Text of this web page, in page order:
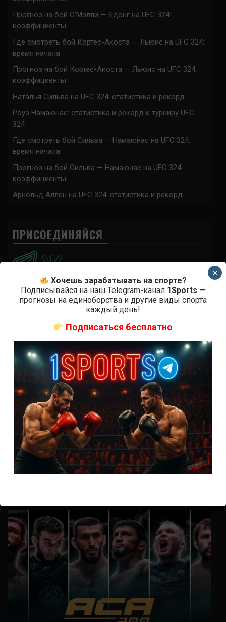
Прогноз на бой О’Мэлли — Ядонг на UFC 324:
коэффициенты
Где смотреть бой Кортес-Акоста — Льюис на UFC 324:
время начала
Прогноз на бой Кортес-Акоста — Льюис на UFC 324:
коэффициенты
Наталья Сильва на UFC 324: статистика и рекорд
Роуз Намаюнас: статистика и рекорд к турниру UFC
324
Где смотреть бой Сильва — Намаюнас на UFC 324:
время начала
Прогноз на бой Сильва — Намаюнас на UFC 324:
коэффициенты
Арнольд Аллен на UFC 324: статистика и рекорд
ПРИСОЕДИНЯЙСЯ
АнонимнокДоминик Круз — Деметриус Джонсон
А как смотреть с ноутбука?
Анонимно Расписание боев UFC
Кусок говна ты, существом даже нельзя ,такое как ты назвать!
АнонимнокКонор МакГрегор
УЧ
АнонимнокРэнди Браун — Николас Далби
не запускается ни один бой, реклама есть, а когда
заканчивается начинается загрузка видео длиною в жизнь.
Исправьте пожалуйста
Хочешь зарабатывать на спорте?
Подписывайся на наш Telegram-канал 1Sports —
прогнозы на единоборства и другие виды спорта
каждый день!
Подписаться бесплатно
×